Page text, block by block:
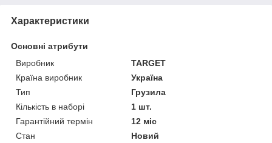
Характеристики
Основні атрибути
Виробник
TARGET
Країна виробник
Україна
Тип
Грузила
Кількість в наборі
1 шт.
Гарантійний термін
12 міс
Стан
Новий